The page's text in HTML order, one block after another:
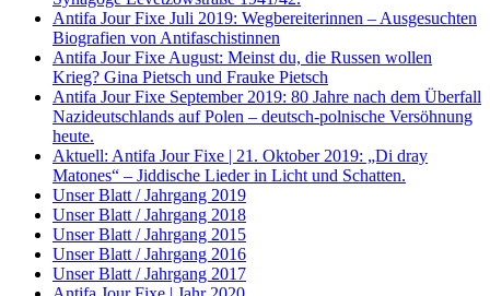
Antifa Jour Fixe Juli 2019: Wegbereiterinnen – Ausgesuchten
Biografien von Antifaschistinnen
Antifa Jour Fixe August: Meinst du, die Russen wollen
Krieg? Gina Pietsch und Frauke Pietsch
Antifa Jour Fixe September 2019: 80 Jahre nach dem Überfall
Nazideutschlands auf Polen – deutsch-polnische Versöhnung
heute.
Aktuell: Antifa Jour Fixe | 21. Oktober 2019: „Di dray
Matones“ – Jiddische Lieder in Licht und Schatten.
Unser Blatt / Jahrgang 2019
Unser Blatt / Jahrgang 2018
Unser Blatt / Jahrgang 2015
Unser Blatt / Jahrgang 2016
Unser Blatt / Jahrgang 2017